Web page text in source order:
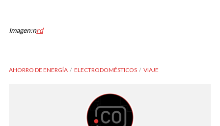
Imagen:nrd
AHORRO DE ENERGÍA ELECTRODOMÉSTICOS VIAJE